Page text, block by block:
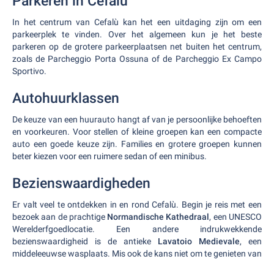
In het centrum van Cefalù kan het een uitdaging zijn om een
parkeerplek te vinden. Over het algemeen kun je het beste
parkeren op de grotere parkeerplaatsen net buiten het centrum,
zoals de Parcheggio Porta Ossuna of de Parcheggio Ex Campo
Sportivo.
Autohuurklassen
De keuze van een huurauto hangt af van je persoonlijke behoeften
en voorkeuren. Voor stellen of kleine groepen kan een compacte
auto een goede keuze zijn. Families en grotere groepen kunnen
beter kiezen voor een ruimere sedan of een minibus.
Bezienswaardigheden
Er valt veel te ontdekken in en rond Cefalù. Begin je reis met een
bezoek aan de prachtige Normandische Kathedraal, een UNESCO
Werelderfgoedlocatie. Een andere indrukwekkende
bezienswaardigheid is de antieke Lavatoio Medievale, een
middeleeuwse wasplaats. Mis ook de kans niet om te genieten van